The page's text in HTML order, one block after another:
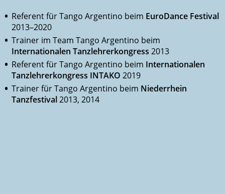
Referent für Tango Argentino beim EuroDance Festival
2013–2020
Trainer im Team Tango Argentino beim
Internationalen Tanzlehrerkongress 2013
Referent für Tango Argentino beim Internationalen
Tanzlehrerkongress INTAKO 2019
Trainer für Tango Argentino beim Niederrhein
Tanzfestival2013, 2014